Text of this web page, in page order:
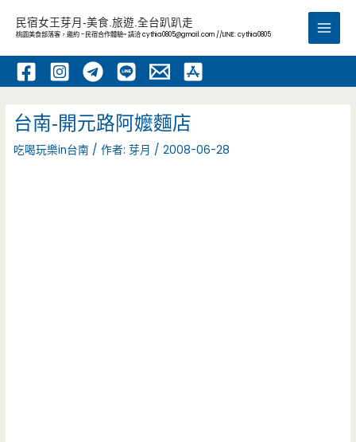
內
民宿女王芽月-美食.旅遊.全台趴趴走
桃園美食部落客，邀約 -民宿合作體驗~ 請洽cythia0805@gmail.com //LINE: cythia0805
Main
台南-開元路阿嬤麵店
吃喝玩樂in台南 / 作者:芽月 /2008-06-28